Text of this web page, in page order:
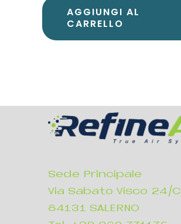
5
AGGIUNGI AL
CARRELLO
Sede Principale
Via Sabato Visco 24/C
84131 SALERNO